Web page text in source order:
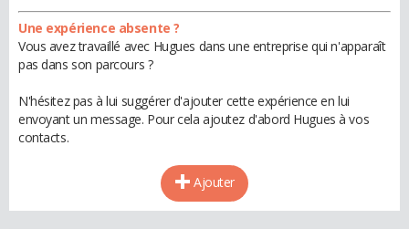
Une expérience absente ?
Vous avez travaillé avec Hugues dans une entreprise qui n'apparaît
pas dans son parcours ?
N'hésitez pas à lui suggérer d'ajouter cette expérience en lui
envoyant un message. Pour cela ajoutez d'abord Hugues à vos
contacts.
Ajouter